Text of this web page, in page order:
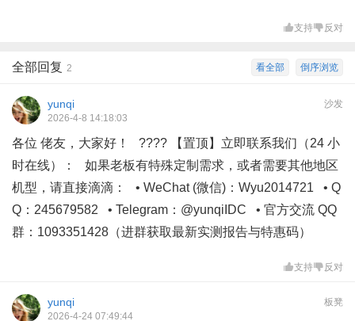
支持 反对
倒序浏览
看全部
全部回复 2
沙发
yunqi
2026-4-8 14:18:03
各位 佬友，大家好！ ???? 【置顶】立即联系我们（24 小
时在线）： 如果老板有特殊定制需求，或者需要其他地区
机型，请直接滴滴： • WeChat (微信)：Wyu2014721 • Q
Q：245679582 • Telegram：@yunqiIDC • 官方交流 QQ
群：1093351428（进群获取最新实测报告与特惠码）
支持 反对
板凳
yunqi
2026-4-24 07:49:44